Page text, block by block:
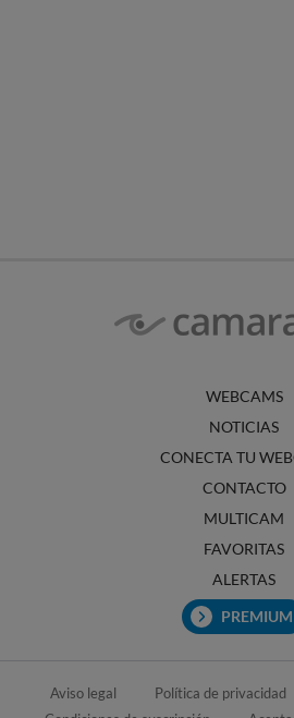
WEBCAMS
NOTICIAS
CONECTA TU
CONTACTO
MULTICAM
FAVORITAS
ALERTAS
PREMIUM
Aviso legal Política de privacidad